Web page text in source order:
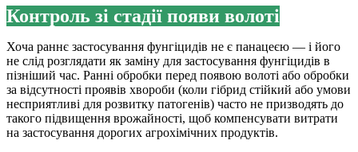
Контроль зі стадії появи волоті
Хоча раннє застосування фунгіцидів не є панацеєю — і його
не слід розглядати як заміну для застосування фунгіцидів в
пізніший час. Ранні обробки перед появою волоті або обробки
за відсутності проявів хвороби (коли гібрид стійкий або умови
несприятливі для розвитку патогенів) часто не призводять до
такого підвищення врожайності, щоб компенсувати витрати
на застосування дорогих агрохімічних продуктів.